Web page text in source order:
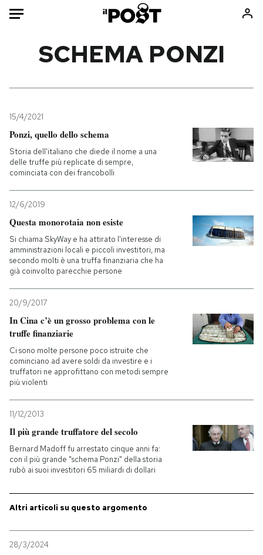
Mondo
Politica
Tecnologia
Internet
Cultura
Economia
Sport
Storie/Idee
Mondiali calcio 2026
PODCAST
NEWSLETTER
I MIEI PREFERITI
SHOP
Entra
SCHEMA PONZI
15/4/2021
Ponzi, quello dello schema
Storia dell'italiano che diede il nome a una
delle truffe più replicate di sempre,
cominciata con dei francobolli
12/6/2019
Questa monorotaia non esiste
Si chiama SkyWay e ha attirato l'interesse di
amministrazioni locali e piccoli investitori, ma
secondo molti è una truffa finanziaria che ha
già coinvolto parecchie persone
20/9/2017
In Cina c’è un grosso problema con le
truffe finanziarie
Ci sono molte persone poco istruite che
cominciano ad avere soldi da investire e i
truffatori ne approfittano con metodi sempre
più violenti
11/12/2013
Il più grande truffatore del secolo
Bernard Madoff fu arrestato cinque anni fa:
con il più grande "schema Ponzi" della storia
rubò ai suoi investitori 65 miliardi di dollari
Altri articoli su questo argomento
28/3/2024